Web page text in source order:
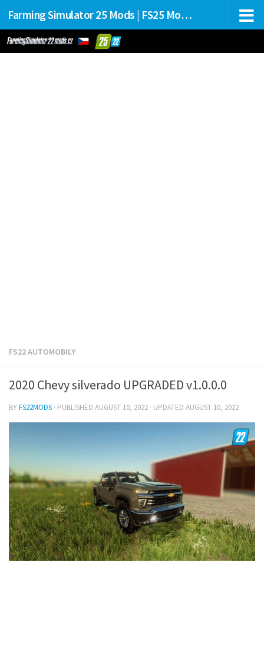
Farming Simulator 25 Mods | FS25 Mods Stahování
FS22 AUTOMOBILY
2020 Chevy silverado UPGRADED v1.0.0.0
BYFS22MODS · PUBLISHED AUGUST 10, 2022 · UPDATED AUGUST 10, 2022